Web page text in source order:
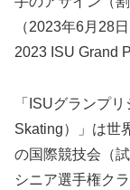
（2023年6月28
2023 ISU Grand
「ISUグランプ
Skating）」は世
の国際競技会（試
シニア選手権ク